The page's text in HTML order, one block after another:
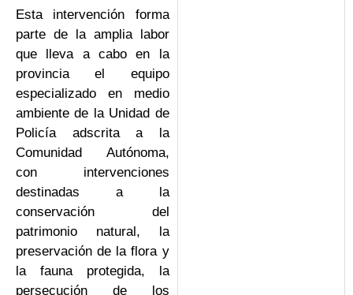
Esta intervención forma
parte de la amplia labor
que lleva a cabo en la
provincia el equipo
especializado en medio
ambiente de la Unidad de
Policía adscrita a la
Comunidad Autónoma,
con intervenciones
destinadas a la
conservación del
patrimonio natural, la
preservación de la flora y
la fauna protegida, la
persecución de los